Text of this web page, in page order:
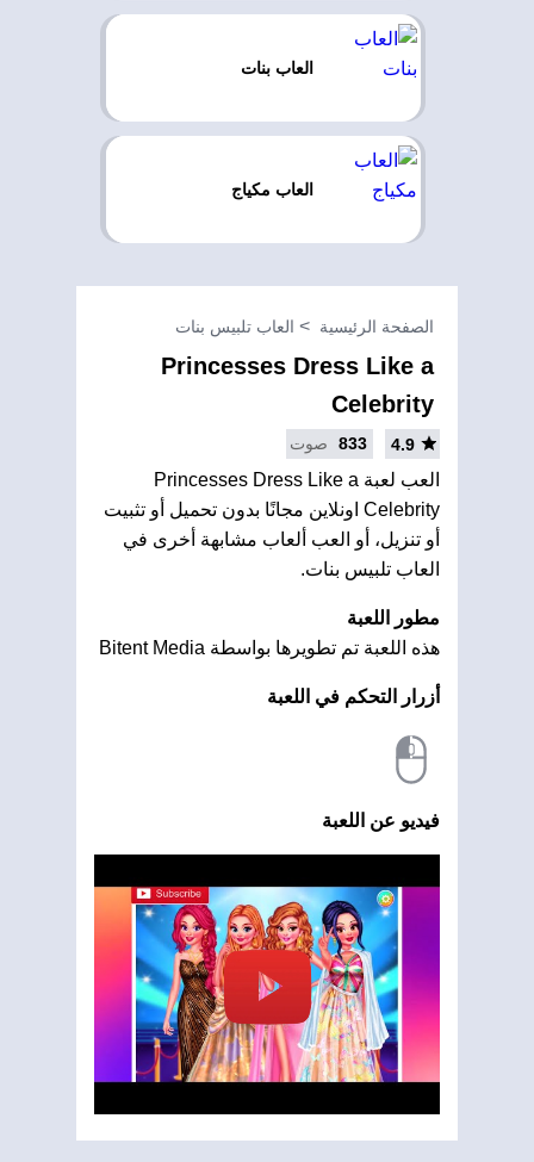
العاب بنات
العاب مكياج
الصفحة الرئيسية العاب تلبيس بنات
Princesses Dress Like a
Celebrity
4.9
833 صوت
العب لعبة Princesses Dress Like a
Celebrity اونلاين مجانًا بدون تحميل أو تثبيت
أو تنزيل، أو العب ألعاب مشابهة أخرى في
العاب تلبيس بنات.
مطور اللعبة
هذه اللعبة تم تطويرها بواسطة Bitent Media
أزرار التحكم في اللعبة
فيديو عن اللعبة